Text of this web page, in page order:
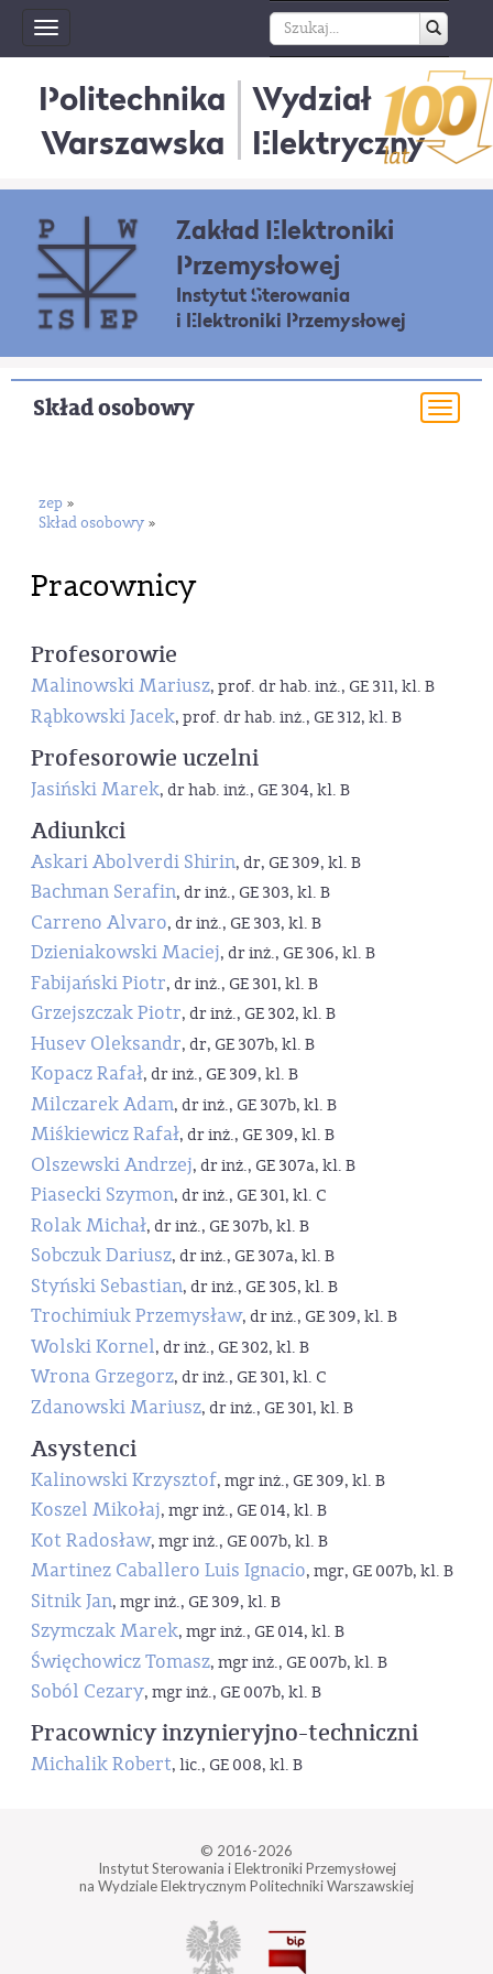
Toggle
navigation
Politechnika
Warszawska
Wydział
Elektryczny
Zakład Elektroniki
Przemysłowej
Instytut Sterowania
i Elektroniki Przemysłowej
Skład osobowy
zep »
Skład osobowy »
Pracownicy
Profesorowie
Malinowski Mariusz, prof. dr hab. inż., GE 311, kl. B
Rąbkowski Jacek, prof. dr hab. inż., GE 312, kl. B
Profesorowie uczelni
Jasiński Marek, dr hab. inż., GE 304, kl. B
Adiunkci
Askari Abolverdi Shirin, dr, GE 309, kl. B
Bachman Serafin, dr inż., GE 303, kl. B
Carreno Alvaro, dr inż., GE 303, kl. B
Dzieniakowski Maciej, dr inż., GE 306, kl. B
Fabijański Piotr, dr inż., GE 301, kl. B
Grzejszczak Piotr, dr inż., GE 302, kl. B
Husev Oleksandr, dr, GE 307b, kl. B
Kopacz Rafał, dr inż., GE 309, kl. B
Milczarek Adam, dr inż., GE 307b, kl. B
Miśkiewicz Rafał, dr inż., GE 309, kl. B
Olszewski Andrzej, dr inż., GE 307a, kl. B
Piasecki Szymon, dr inż., GE 301, kl. C
Rolak Michał, dr inż., GE 307b, kl. B
Sobczuk Dariusz, dr inż., GE 307a, kl. B
Styński Sebastian, dr inż., GE 305, kl. B
Trochimiuk Przemysław, dr inż., GE 309, kl. B
Wolski Kornel, dr inż., GE 302, kl. B
Wrona Grzegorz, dr inż., GE 301, kl. C
Zdanowski Mariusz, dr inż., GE 301, kl. B
Asystenci
Kalinowski Krzysztof, mgr inż., GE 309, kl. B
Koszel Mikołaj, mgr inż., GE 014, kl. B
Kot Radosław, mgr inż., GE 007b, kl. B
Martinez Caballero Luis Ignacio, mgr, GE 007b, kl. B
Sitnik Jan, mgr inż., GE 309, kl. B
Szymczak Marek, mgr inż., GE 014, kl. B
Święchowicz Tomasz, mgr inż., GE 007b, kl. B
Soból Cezary, mgr inż., GE 007b, kl. B
Pracownicy inzynieryjno-techniczni
Michalik Robert, lic., GE 008, kl. B
© 2016-2026
Instytut Sterowania i Elektroniki Przemysłowej
na Wydziale Elektrycznym Politechniki Warszawskiej